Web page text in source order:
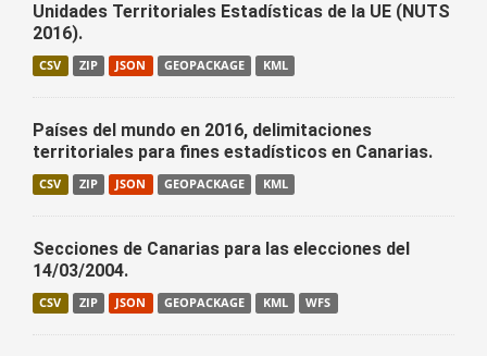
Unidades Territoriales Estadísticas de la UE (NUTS
2016).
CSV ZIP JSON GEOPACKAGE KML
Países del mundo en 2016, delimitaciones
territoriales para fines estadísticos en Canarias.
CSV ZIP JSON GEOPACKAGE KML
Secciones de Canarias para las elecciones del
14/03/2004.
CSV ZIP JSON GEOPACKAGE KML WFS